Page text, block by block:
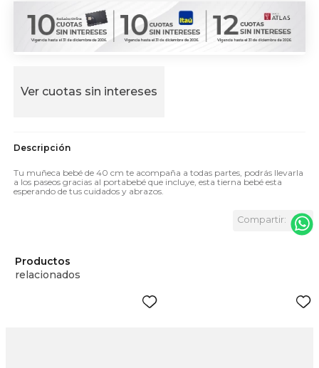
Ver cuotas sin intereses
Tu muñeca bebé de 40 cm te acompaña a todas partes, podrás llevarla
a los paseos gracias al portabebé que incluye, esta tierna bebé esta
esperando de tus cuidados y abrazos.
Productos
relacionados